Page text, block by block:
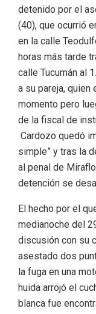
detenido por el
(40), que ocurrió
en la calle
horas más tarde
calle Tucumán al
a su pareja, quien
momento pero
de la fiscal de
Cardozo quedó
simple” y tras la
al penal de
detención se
El hecho por el
medianoche del
discusión con su
asestado dos
la fuga en una
huida arrojó el
blanca fue